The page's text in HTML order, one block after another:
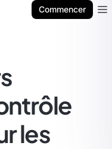
Commencer
les